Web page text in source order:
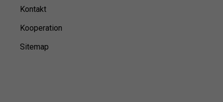
Kontakt
Kooperation
Sitemap